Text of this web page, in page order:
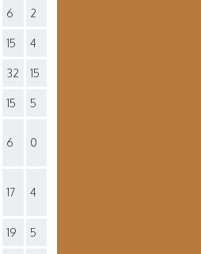
6 2
15 4
32 15
15 5
6 0
17 4
19 5